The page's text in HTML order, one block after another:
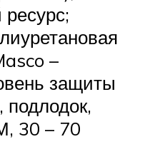
–
защиты
30 – 70